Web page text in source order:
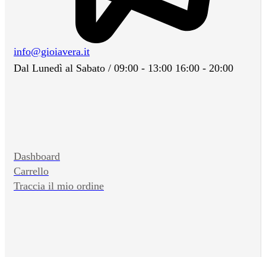
info@gioiavera.it
Dal Lunedì al Sabato / 09:00 - 13:00 16:00 - 20:00
Dashboard
Carrello
Traccia il mio ordine